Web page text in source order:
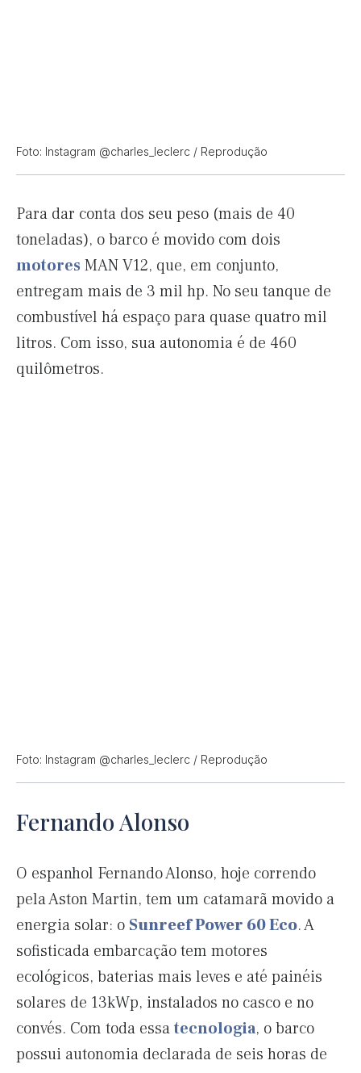
Foto: Instagram @charles_leclerc / Reprodução
Para dar conta dos seu peso (mais de 40
toneladas), o barco é movido com dois
motores MAN V12, que, em conjunto,
entregam mais de 3 mil hp. No seu tanque de
combustível há espaço para quase quatro mil
litros. Com isso, sua autonomia é de 460
quilômetros.
Foto: Instagram @charles_leclerc / Reprodução
Fernando Alonso
O espanhol Fernando Alonso, hoje correndo
pela Aston Martin, tem um catamarã movido a
energia solar: o Sunreef Power 60 Eco. A
sofisticada embarcação tem motores
ecológicos, baterias mais leves e até painéis
solares de 13kWp, instalados no casco e no
convés. Com toda essatecnologia, o barco
possui autonomia declarada de seis horas de